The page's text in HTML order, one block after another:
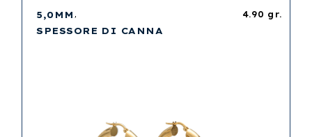
4.90 gr.
5,0MM
SPESSORE DI CANNA